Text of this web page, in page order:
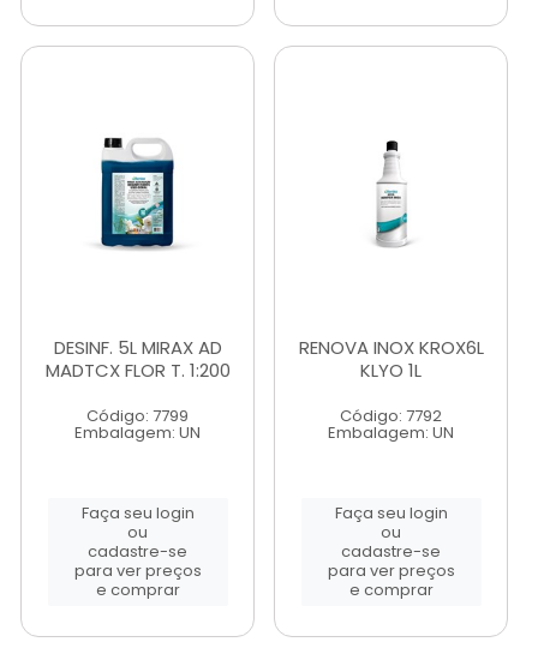
DESINF. 5L MIRAX AD
MADTCX FLOR T. 1:200
Código: 7799
Embalagem: UN
Faça seu login
ou
cadastre-se
para ver preços
e comprar
RENOVA INOX KROX6L
KLYO 1L
Código: 7792
Embalagem: UN
Faça seu login
ou
cadastre-se
para ver preços
e comprar